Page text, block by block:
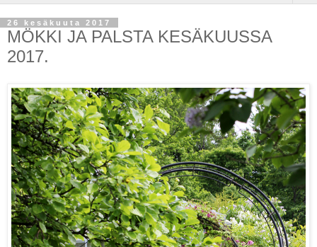
26 kesäkuuta 2017
MÖKKI JA PALSTA KESÄKUUSSA
2017.